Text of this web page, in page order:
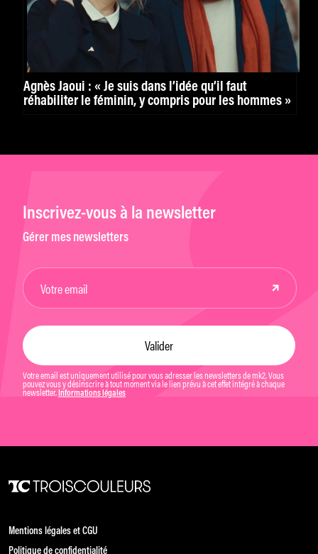
Agnès Jaoui : « Je suis dans l’idée qu’il faut
réhabiliter le féminin, y compris pour les hommes »
Inscrivez-vous à la newsletter
Gérer mes newsletters
Votre email est uniquement utilisé pour vous adresser les newsletters de mk2. Vous
pouvez vous y désinscrire à tout moment via le lien prévu à cet effet intégré à chaque
newsletter. Informations légales
Mentions légales et CGU
Politique de confidentialité